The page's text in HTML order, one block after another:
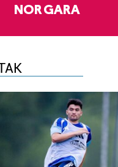
NOR GARA